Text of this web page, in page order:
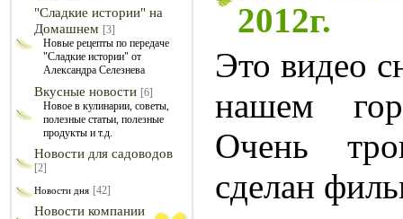
"Сладкие истории" на
Домашнем [3]
Новые рецепты по передаче
"Сладкие истории" от
Александра Селезнева
Вкусные новости [6]
Новое в кулинарии, советы,
полезные статьи, полезные
продукты и т.д.
Новости для садоводов
[2]
Новости дня [42]
Новости компании
2012г.
Это видео
нашем
Очень
сделан